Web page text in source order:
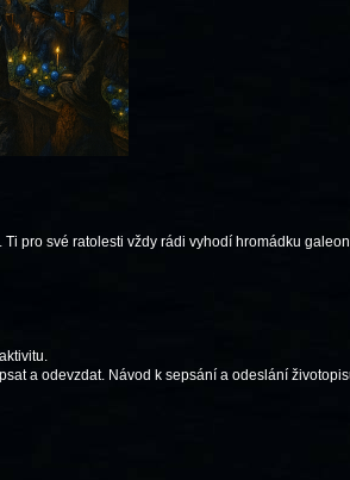
pro své ratolesti vždy rádi vyhodí hromádku
a odevzdat. Návod k sepsání a odeslání